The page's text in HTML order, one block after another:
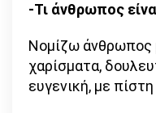
-Τι άνθρωπος
Νομίζω άνθρωπος
χαρίσματα,
ευγενική, με